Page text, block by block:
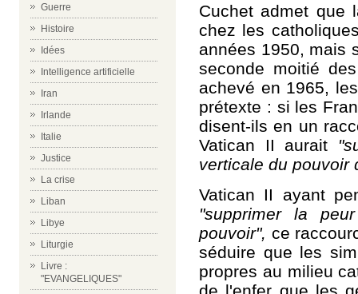
Guerre
Histoire
Idées
Intelligence artificielle
Iran
Irlande
Italie
Justice
La crise
Liban
Libye
Liturgie
Livre :
"EVANGELIQUES"
Cuchet admet que
chez les
années 1950, mais
seconde moitié
achevé en 1965,
prétexte : si les
disent-ils en un
Vatican II aurait
verticale du pouvoir
Vatican II ayant
"supprimer la
pouvoir", ce
séduire que les
propres au milieu
de l'enfer que les